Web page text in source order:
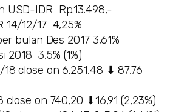
USD-IDR Rp.13.498,-
14/12/17 4,25%
bulan Des 2017 3,61%
2018 3,5% (1%)
close on 6.251,48 ⬇ 87,76
on 740,20 ⬇16,91 (2,23%)